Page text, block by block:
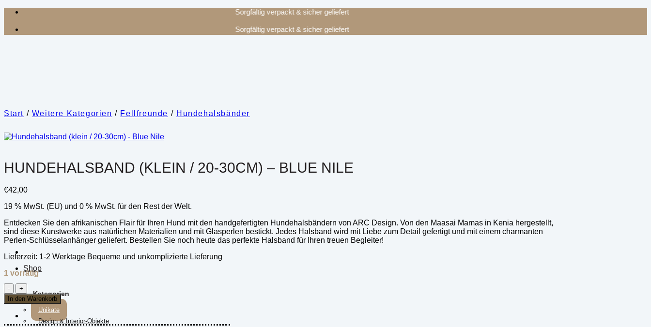
Zum
springen
Sorgfältig verpackt & sicher geliefert
Sorgfältig verpackt & sicher geliefert
Shop
Kategorien
Unikate
Design & Interior-Objekte
Start / Weitere Kategorien / Fellfreunde / Hundehalsbänder
HUNDEHALSBAND (KLEIN / 20-30CM) – BLUE NILE
€42,00
19 % MwSt. (EU) und 0 % MwSt. für den Rest der Welt.
Entdecken Sie den afrikanischen Flair für Ihren Hund mit den handgefertigten Hundehalsbändern von ARC Design. Von den Maasai Mamas in Kenia hergestellt,
sind diese Kunstwerke aus natürlichen Materialien und mit Glasperlen bestickt. Jedes Halsband wird mit Liebe zum Detail gefertigt und mit einem charmanten
Perlen-Schlüsselanhänger geliefert. Bestellen Sie noch heute das perfekte Halsband für Ihren treuen Begleiter!
Lieferzeit: 1-2 Werktage Bequeme und unkomplizierte Lieferung
1 vorrätig
Hundehalsband
(klein
/
20-
30cm)
In den Warenkorb